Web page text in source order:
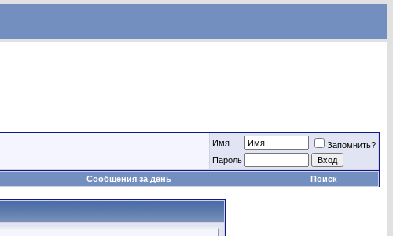
Имя
Запомнить?
Пароль
Сообщения за день Поиск